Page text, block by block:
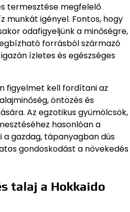
termesztése megfelelő
munkát igényel. Fontos, hogy
odafigyeljünk a minőségre,
forrásból származó
ízletes és egészséges
figyelmet kell fordítani az
öntözés és
Az egzotikus gyümölcsök,
hasonlóan a
a gazdag, tápanyagban dús
gondoskodást a növekedés
talaj a Hokkaido